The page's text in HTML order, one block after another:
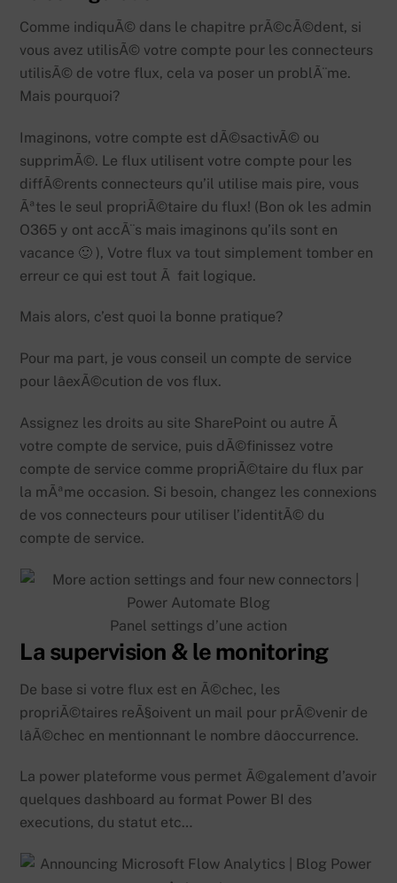
Comme indiquÃ© dans le chapitre prÃ©cÃ©dent, si
vous avez utilisÃ© votre compte pour les connecteurs
utilisÃ© de votre flux, cela va poser un problÃ¨me.
Mais pourquoi?
Imaginons, votre compte est dÃ©sactivÃ© ou
supprimÃ©. Le flux utilisent votre compte pour les
diffÃ©rents connecteurs qu’il utilise mais pire, vous
Ãªtes le seul propriÃ©taire du flux! (Bon ok les admin
O365 y ont accÃ¨s mais imaginons qu’ils sont en
vacance 🙂 ), Votre flux va tout simplement tomber en
erreur ce qui est tout Ã fait logique.
Mais alors, c’est quoi la bonne pratique?
Pour ma part, je vous conseil un compte de service
pour lâexÃ©cution de vos flux.
Assignez les droits au site SharePoint ou autre Ã
votre compte de service, puis dÃ©finissez votre
compte de service comme propriÃ©taire du flux par
la mÃªme occasion. Si besoin, changez les connexions
de vos connecteurs pour utiliser l’identitÃ© du
compte de service.
Panel settings d’une action
La supervision & le monitoring
De base si votre flux est en Ã©chec, les
propriÃ©taires reÃ§oivent un mail pour prÃ©venir de
lâÃ©chec en mentionnant le nombre dâoccurrence.
La power plateforme vous permet Ã©galement d’avoir
quelques dashboard au format Power BI des
executions, du statut etc…